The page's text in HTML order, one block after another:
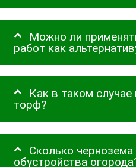
Можно ли
работ как
Как в таком
торф?
Сколько
обустройства